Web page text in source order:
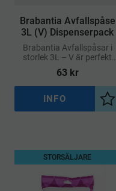
​Brabantia Avfallspåse
3L (V) Dispenserpack
Brabantia Avfallspåsar i
storlek 3L – V är perfekt
anpassade för Brabantia
NewIcon-pedalhinkar och
andra mindre
med 3 liters volym
63kr
INFO
STORSÄLJARE